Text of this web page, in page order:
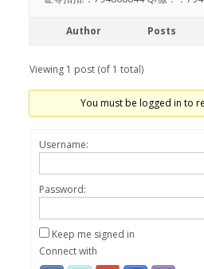
Author Posts
Viewing 1 post (of 1 total)
You must be logged in to
Username:
Password:
Keep me signed in
Connect with